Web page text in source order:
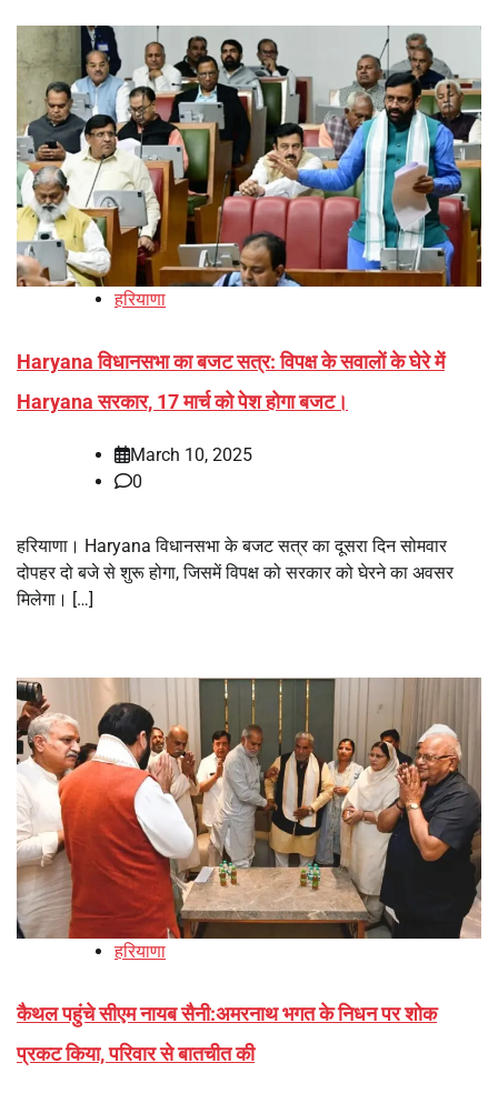
हरियाणा
Haryana विधानसभा का बजट सत्र: विपक्ष के सवालों के घेरे में
Haryana सरकार, 17 मार्च को पेश होगा बजट।
March 10, 2025
0
हरियाणा। Haryana विधानसभा के बजट सत्र का दूसरा दिन सोमवार
दोपहर दो बजे से शुरू होगा, जिसमें विपक्ष को सरकार को घेरने का अवसर
मिलेगा। […]
हरियाणा
कैथल पहुंचे सीएम नायब सैनी:अमरनाथ भगत के निधन पर शोक
प्रकट किया, परिवार से बातचीत की